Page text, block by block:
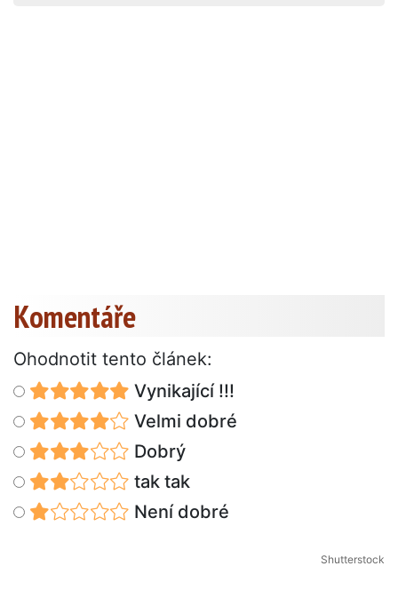
Komentáře
Ohodnotit tento článek:
Vynikající !!!
Velmi dobré
Dobrý
tak tak
Není dobré
Shutterstock